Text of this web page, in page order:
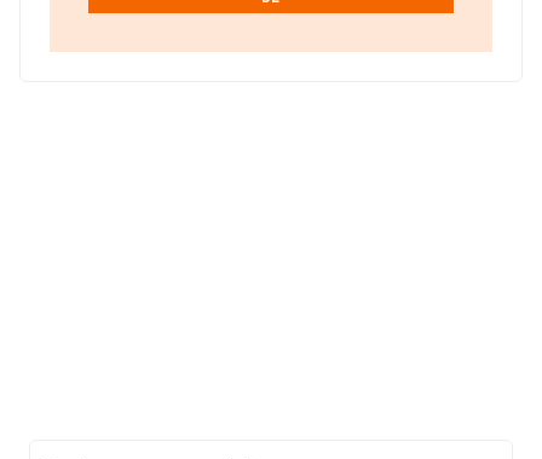
compañías asciende a los 128 mil euros. Respecto a la
base de datos INFORMA constan 2425 empresas, con